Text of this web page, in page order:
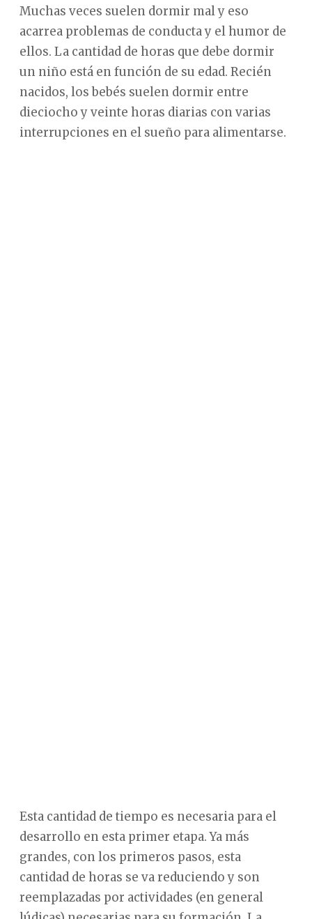
Muchas veces suelen dormir mal y eso
acarrea problemas de conducta y el humor de
ellos. La cantidad de horas que debe dormir
un niño está en función de su edad. Recién
nacidos, los bebés suelen dormir entre
dieciocho y veinte horas diarias con varias
interrupciones en el sueño para alimentarse.
Esta cantidad de tiempo es necesaria para el
desarrollo en esta primer etapa. Ya más
grandes, con los primeros pasos, esta
cantidad de horas se va reduciendo y son
reemplazadas por actividades (en general